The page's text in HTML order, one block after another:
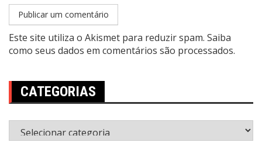
Este site utiliza o Akismet para reduzir spam. Saiba
como seus dados em comentários são processados.
CATEGORIAS
Categorias